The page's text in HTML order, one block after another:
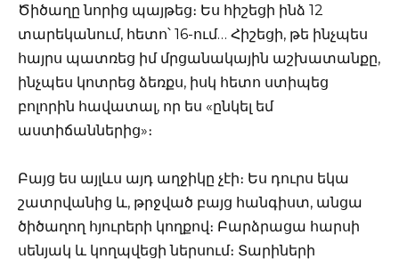
Ծիծաղը նորից պայթեց։ Ես հիշեցի ինձ 12
տարեկանում, հետո՝ 16-ում… Հիշեցի, թե ինչպես
հայրս պատռեց իմ մրցանակային աշխատանքը,
ինչպես կոտրեց ձեռքս, իսկ հետո ստիպեց
բոլորին հավատալ, որ ես «ընկել եմ
աստիճաններից»։
Բայց ես այլևս այդ աղջիկը չէի։ Ես դուրս եկա
շատրվանից և, թրջված բայց հանգիստ, անցա
ծիծաղող հյուրերի կողքով։ Բարձրացա հարսի
սենյակ և կողպվեցի ներսում։ Տարիների